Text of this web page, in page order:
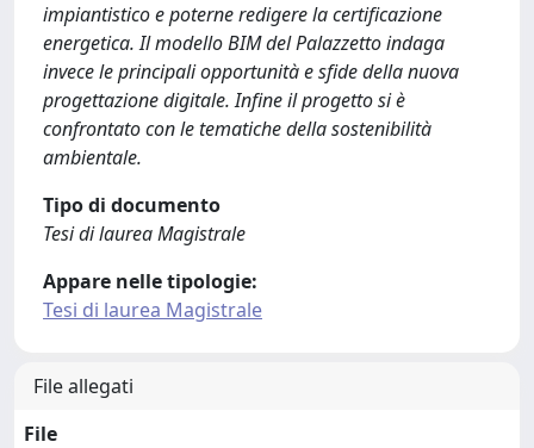
impiantistico e poterne redigere la certificazione
energetica. Il modello BIM del Palazzetto indaga
invece le principali opportunità e sfide della nuova
progettazione digitale. Infine il progetto si è
confrontato con le tematiche della sostenibilità
ambientale.
Tipo di documento
Tesi di laurea Magistrale
Appare nelle tipologie:
Tesi di laurea Magistrale
File allegati
File